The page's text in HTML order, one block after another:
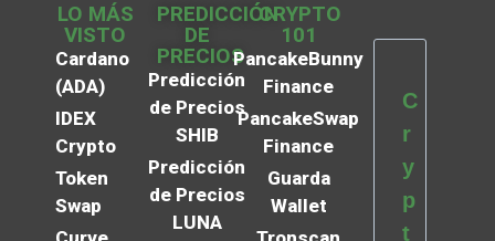
LO MÁS
VISTO
Cardano
(ADA)
IDEX
Crypto
Token
Swap
PREDICCIÓN
DE
PRECIOS
Predicción
de Precios
SHIB
Predicción
de Precios
LUNA
CRYPTO
101
PancakeBunny
Finance
PancakeSwap
Finance
Guarda
Wallet
C
r
y
p
t